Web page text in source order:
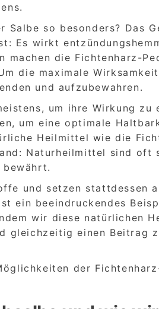
Salbe so besonders? Das
Es wirkt
machen die Fichtenharz-
die maximale
und aufzubewahren.
um ihre Wirkung zu
um eine optimale
Heilmittel wie die
Naturheilmittel sind oft
bewährt.
und setzen stattdessen
ein beeindruckendes
wir diese natürlichen
gleichzeitig einen Beitrag
der